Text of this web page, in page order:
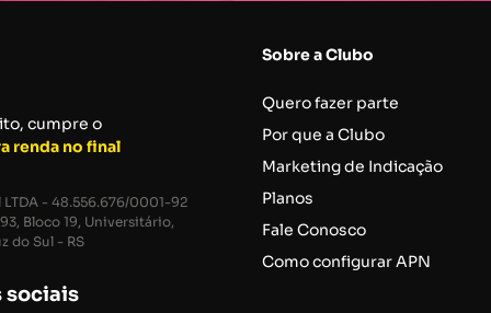
cumpre o
renda no final
- 48.556.676/0001-92
Bloco 19, Universitário,
do Sul - RS
sociais
Sobre a Clubo
Quero fazer parte
Por que a Clubo
Marketing de Indicação
Planos
Fale Conosco
Como configurar APN